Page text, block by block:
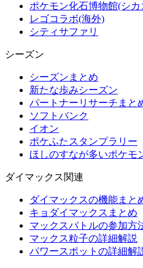
ポケモン化石博物館(シカ
レゴコラボ(海外)
シティサファリ
シーズン
シーズンまとめ
新たな歩みシーズン
パートナーリサーチまと
ソフトバンク
イオン
ポケふたスタンプラリー
ほしのすなが多いポケモ
ダイマックス関連
ダイマックスの機能まと
キョダイマックスまとめ
マックスバトルの参加方
マックス粒子の詳細解説
パワースポットの詳細解